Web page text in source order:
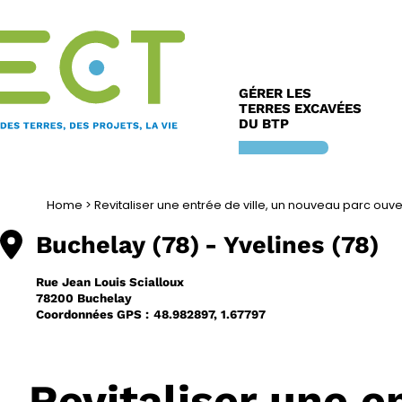
au
GÉRER LES
TERRES EXCAVÉES
DU BTP
Home > Revitaliser une entrée de ville, un nouveau parc
Buchelay (78) - Yvelines (78)
Rue Jean Louis Scialloux
78200 Buchelay
Coordonnées GPS : 48.982897, 1.67797